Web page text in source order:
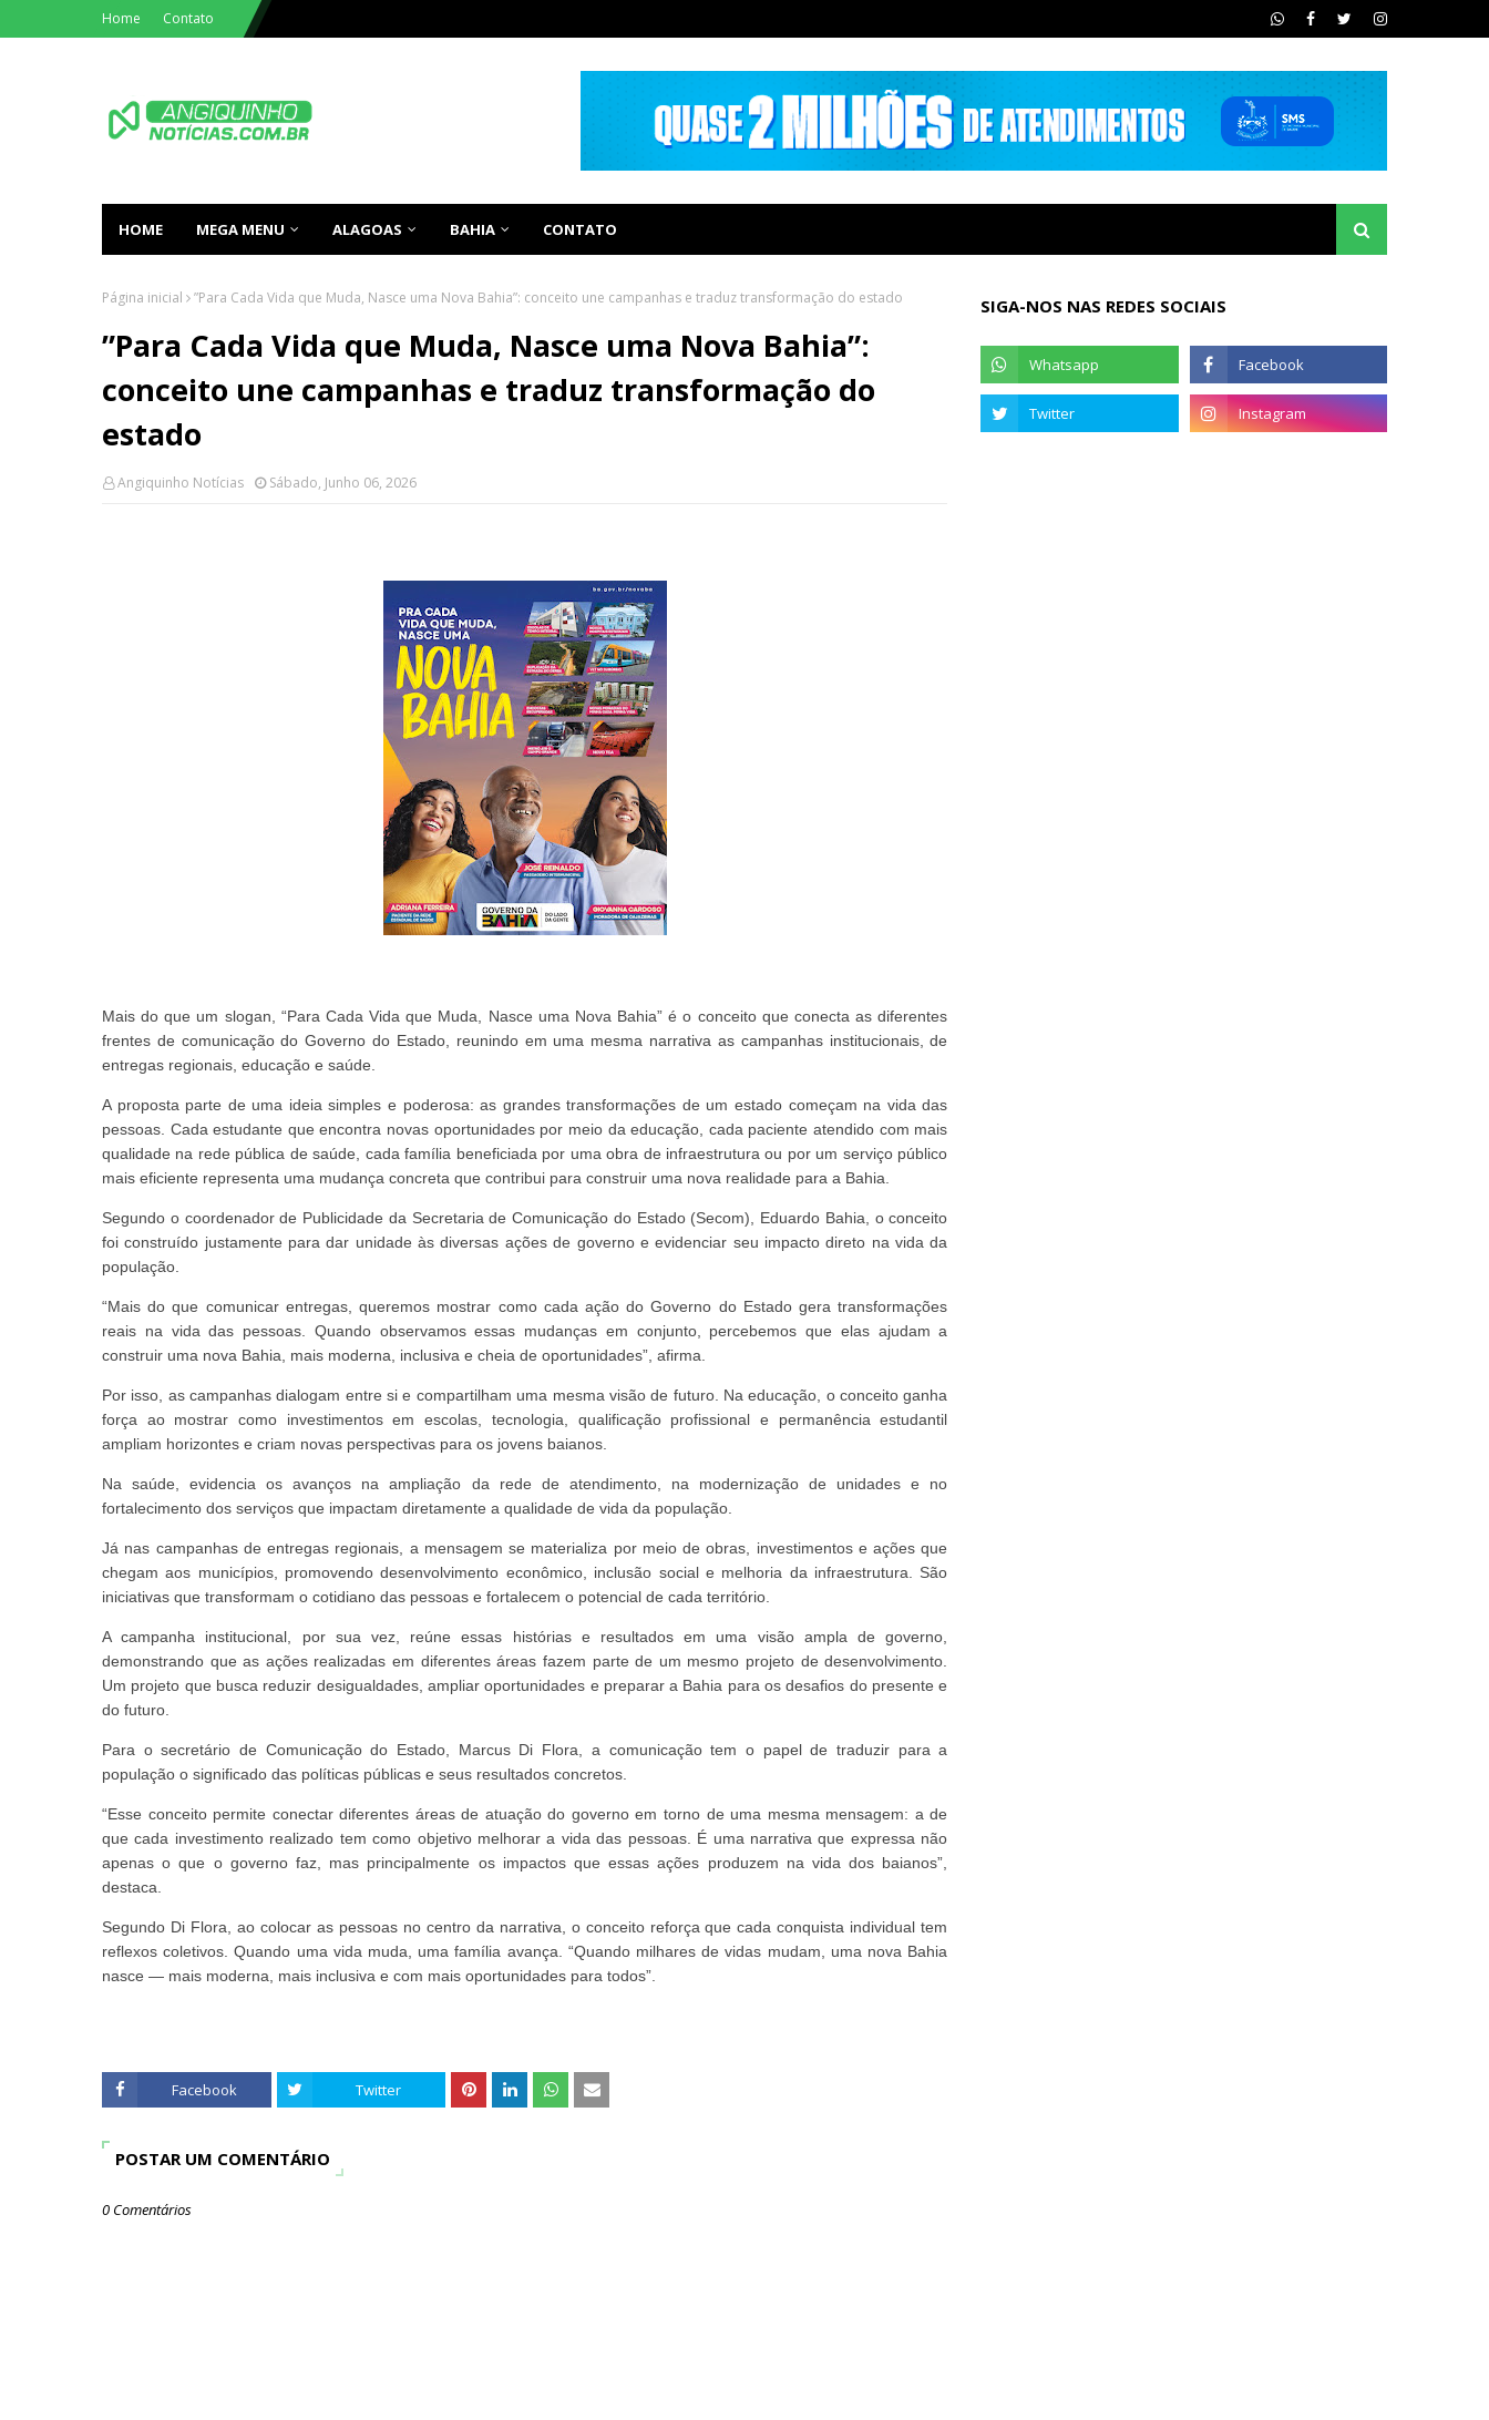
Home Contato
HOME MEGA MENU ALAGOAS BAHIA CONTATO
Página inicial ”Para Cada Vida que Muda, Nasce uma Nova Bahia”: conceito une campanhas e traduz transformação do estado
”Para Cada Vida que Muda, Nasce uma Nova Bahia”:
conceito une campanhas e traduz transformação do
estado
Angiquinho Notícias Sábado, Junho 06, 2026
Mais do que um slogan, “Para Cada Vida que Muda, Nasce uma Nova Bahia” é o conceito que conecta as diferentes
frentes de comunicação do Governo do Estado, reunindo em uma mesma narrativa as campanhas institucionais, de
entregas regionais, educação e saúde.
A proposta parte de uma ideia simples e poderosa: as grandes transformações de um estado começam na vida das
pessoas. Cada estudante que encontra novas oportunidades por meio da educação, cada paciente atendido com mais
qualidade na rede pública de saúde, cada família beneficiada por uma obra de infraestrutura ou por um serviço público
mais eficiente representa uma mudança concreta que contribui para construir uma nova realidade para a Bahia.
Segundo o coordenador de Publicidade da Secretaria de Comunicação do Estado (Secom), Eduardo Bahia, o conceito
foi construído justamente para dar unidade às diversas ações de governo e evidenciar seu impacto direto na vida da
população.
“Mais do que comunicar entregas, queremos mostrar como cada ação do Governo do Estado gera transformações
reais na vida das pessoas. Quando observamos essas mudanças em conjunto, percebemos que elas ajudam a
construir uma nova Bahia, mais moderna, inclusiva e cheia de oportunidades”, afirma.
Por isso, as campanhas dialogam entre si e compartilham uma mesma visão de futuro. Na educação, o conceito ganha
força ao mostrar como investimentos em escolas, tecnologia, qualificação profissional e permanência estudantil
ampliam horizontes e criam novas perspectivas para os jovens baianos.
Na saúde, evidencia os avanços na ampliação da rede de atendimento, na modernização de unidades e no
fortalecimento dos serviços que impactam diretamente a qualidade de vida da população.
Já nas campanhas de entregas regionais, a mensagem se materializa por meio de obras, investimentos e ações que
chegam aos municípios, promovendo desenvolvimento econômico, inclusão social e melhoria da infraestrutura. São
iniciativas que transformam o cotidiano das pessoas e fortalecem o potencial de cada território.
A campanha institucional, por sua vez, reúne essas histórias e resultados em uma visão ampla de governo,
demonstrando que as ações realizadas em diferentes áreas fazem parte de um mesmo projeto de desenvolvimento.
Um projeto que busca reduzir desigualdades, ampliar oportunidades e preparar a Bahia para os desafios do presente e
do futuro.
Para o secretário de Comunicação do Estado, Marcus Di Flora, a comunicação tem o papel de traduzir para a
população o significado das políticas públicas e seus resultados concretos.
“Esse conceito permite conectar diferentes áreas de atuação do governo em torno de uma mesma mensagem: a de
que cada investimento realizado tem como objetivo melhorar a vida das pessoas. É uma narrativa que expressa não
apenas o que o governo faz, mas principalmente os impactos que essas ações produzem na vida dos baianos”,
destaca.
Segundo Di Flora, ao colocar as pessoas no centro da narrativa, o conceito reforça que cada conquista individual tem
reflexos coletivos. Quando uma vida muda, uma família avança. “Quando milhares de vidas mudam, uma nova Bahia
nasce — mais moderna, mais inclusiva e com mais oportunidades para todos”.
Facebook Twitter
POSTAR UM COMENTÁRIO
0 Comentários
SIGA-NOS NAS REDES SOCIAIS